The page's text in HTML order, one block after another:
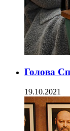
Голова
19.10.2021